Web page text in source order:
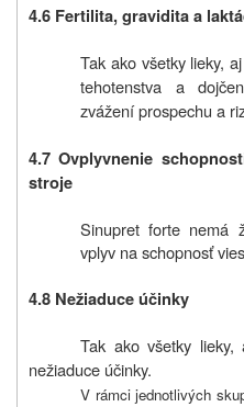
4.6 Fertilita, gravidita a
Tak ako všetky lieky,
tehotenstva a
zvážení prospechu a
4.7 Ovplyvnenie
stroje
Sinupret forte nemá
vplyv na schopnosť
4.8 Nežiaduce účinky
Tak ako všetky
nežiaduce účinky.
V rámci jednotlivých